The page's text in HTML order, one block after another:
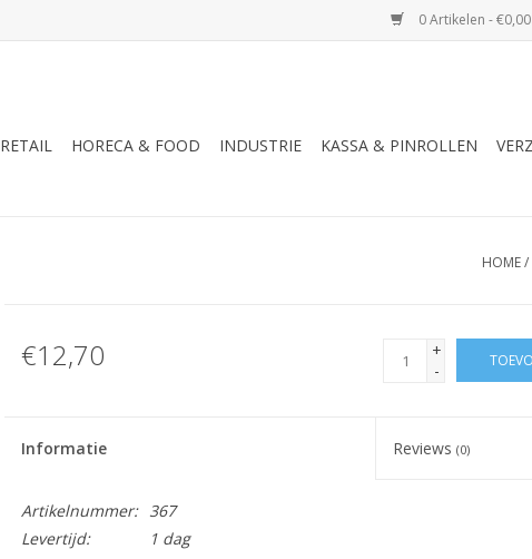
0 Artikelen - €0,00
RETAIL HORECA & FOOD INDUSTRIE KASSA & PINROLLEN
HOME/
€12,70
+
-
Informatie Reviews(0)
Artikelnummer: 367
Levertijd:
1 dag